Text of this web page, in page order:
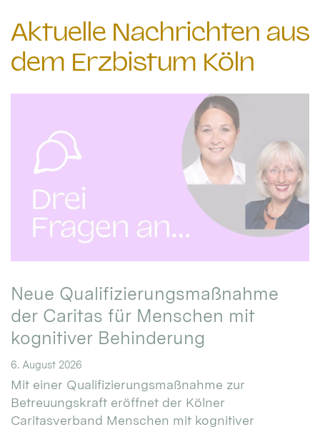
Aktuelle Nachrichten aus
dem Erzbistum Köln
Neue Qualifizierungsmaßnahme
der Caritas für Menschen mit
kognitiver Behinderung
6. August 2026
Mit einer Qualifizierungsmaßnahme zur
Betreuungskraft eröffnet der Kölner
Caritasverband Menschen mit kognitiver